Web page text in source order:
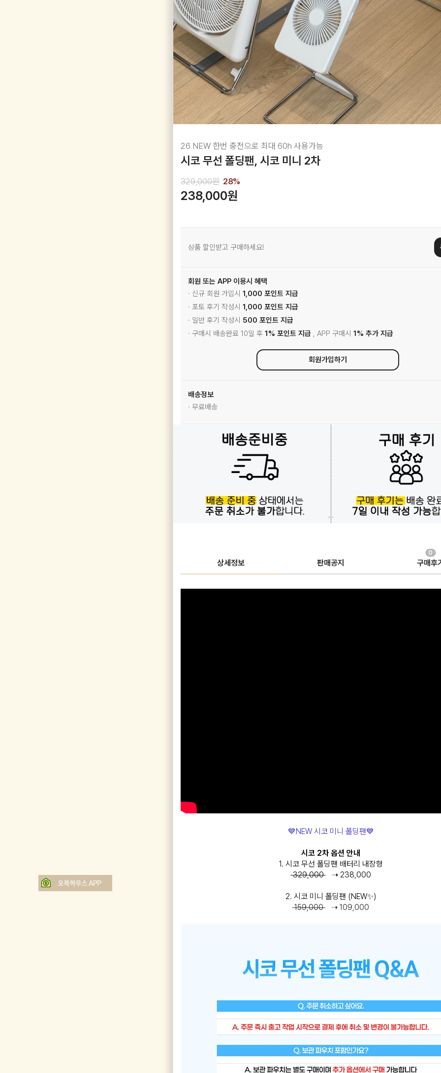
26 NEW 한번 충전으로 최대 60h 사용가능
시코 무선 폴딩팬, 시코 미니 2차
329,000원 28%
238,000원
상품 할인받고 구매하세요!
회원 또는 APP 이용시 혜택
· 신규 회원 가입시 1,000 포인트 지급
· 포토 후기 작성시 1,000 포인트 지급
· 일반 후기 작성시 500 포인트 지급
· 구매시 배송완료 10일 후 1% 포인트 지급 , APP 구매시 1% 추가 지급
회원가입하기
배송정보
· 무료배송
상세정보 판매공지 구매후
0
💙NEW 시코 미니 폴딩팬💙
시코 2차 옵션 안내
1. 시코 무선 폴딩팬 배터리 내장형
329,000➝ 238,000
2. 시코 미니 폴딩팬 (NEW✨)
159,000
➝ 109,000